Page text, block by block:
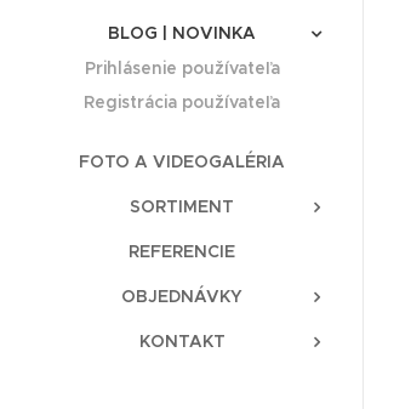
BLOG | NOVINKA
Prihlásenie používateľa
Registrácia používateľa
FOTO A VIDEOGALÉRIA
SORTIMENT
REFERENCIE
OBJEDNÁVKY
KONTAKT